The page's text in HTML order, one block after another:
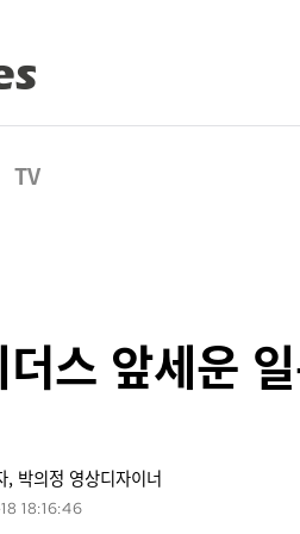
TV
더스 앞세운
, 박의정 영상디자이너
18:16:46